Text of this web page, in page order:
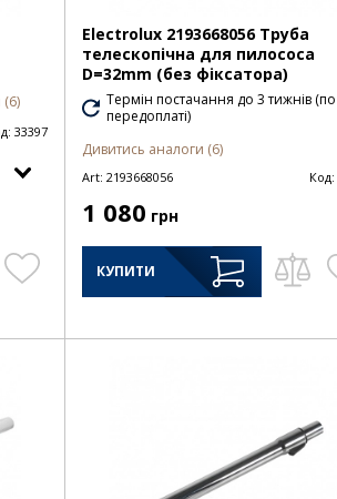
(6)
33397
Electrolux 2193668056 Труба
телескопічна для пилососа
D=32mm (без фіксатора)
Термін постачання до 3 тижнів (по
передоплаті)
Дивитись аналоги (6)
Art: 2193668056 Код:
1 080 грн
КУПИТИ